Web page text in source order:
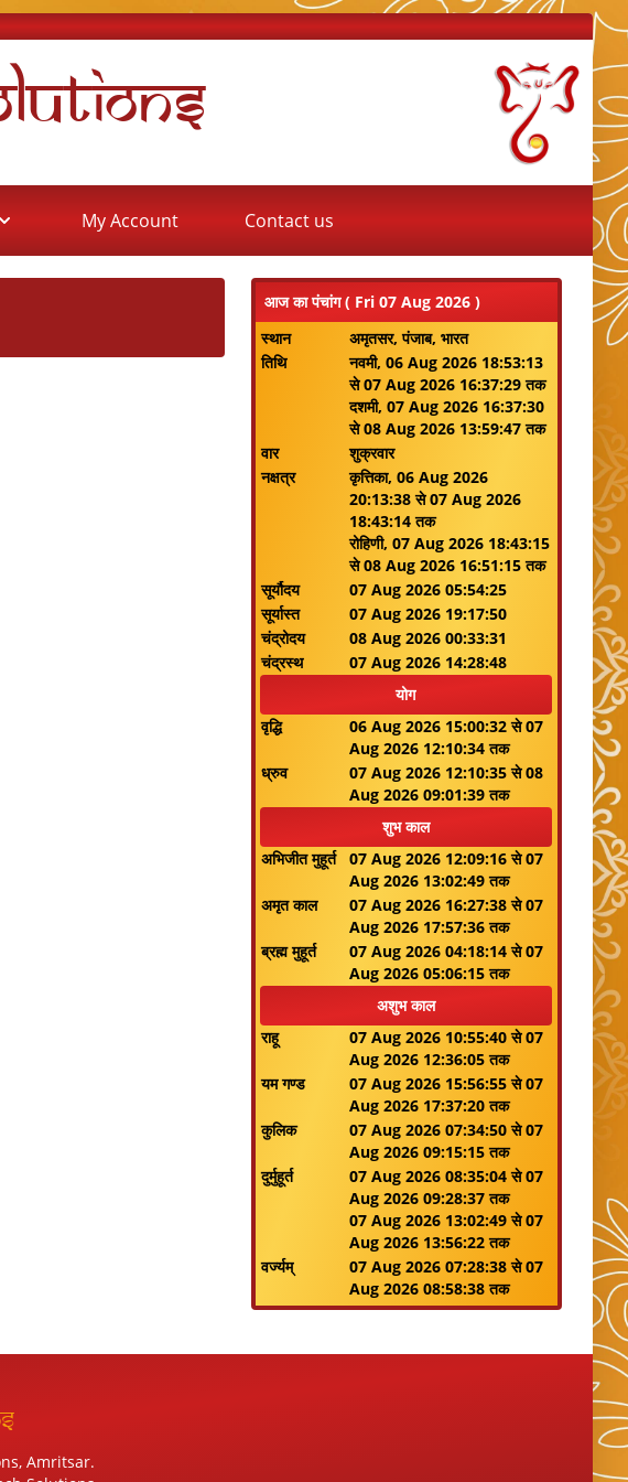
My Account Contact us
आज का पंचांग ( Fri 07 Aug 2026 )
स्थान
अमृतसर, पंजाब, भारत
तिथि
नवमी, 06 Aug 2026 18:53:13
से 07 Aug 2026 16:37:29 तक
दशमी, 07 Aug 2026 16:37:30
से 08 Aug 2026 13:59:47 तक
वार
शुक्रवार
नक्षत्र
कृत्तिका, 06 Aug 2026
20:13:38 से 07 Aug 2026
18:43:14 तक
रोहिणी, 07 Aug 2026 18:43:15
से 08 Aug 2026 16:51:15 तक
सूर्यौदय
07 Aug 2026 05:54:25
सूर्यास्त
07 Aug 2026 19:17:50
चंद्रोदय
08 Aug 2026 00:33:31
चंद्रस्थ
07 Aug 2026 14:28:48
योग
वृद्धि
06 Aug 2026 15:00:32 से 07
Aug 2026 12:10:34 तक
ध्रुव
07 Aug 2026 12:10:35 से 08
Aug 2026 09:01:39 तक
शुभ काल
अभिजीत मुहूर्त
07 Aug 2026 12:09:16 से 07
Aug 2026 13:02:49 तक
अमृत काल
07 Aug 2026 16:27:38 से 07
Aug 2026 17:57:36 तक
ब्रह्म मुहूर्त
07 Aug 2026 04:18:14 से 07
Aug 2026 05:06:15 तक
अशुभ काल
राहू
07 Aug 2026 10:55:40 से 07
Aug 2026 12:36:05 तक
यम गण्ड
07 Aug 2026 15:56:55 से 07
Aug 2026 17:37:20 तक
कुलिक
07 Aug 2026 07:34:50 से 07
Aug 2026 09:15:15 तक
दुर्मुहूर्त
07 Aug 2026 08:35:04 से 07
Aug 2026 09:28:37 तक
07 Aug 2026 13:02:49 से 07
Aug 2026 13:56:22 तक
वर्ज्यम्
07 Aug 2026 07:28:38 से 07
Aug 2026 08:58:38 तक
Amritsar.